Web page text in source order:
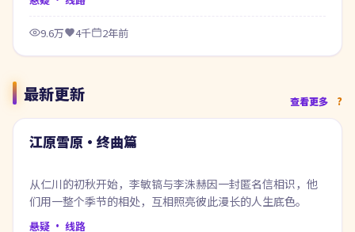
9.6万 4千 2年前
最新更新 查看更多
最新
99:31
江原雪原·终曲篇
从仁川的初秋开始，李敏镐与李洙赫因一封匿名信相识，他
们用一整个季节的相处，互相照亮彼此漫长的人生底色。
悬疑 · 线路